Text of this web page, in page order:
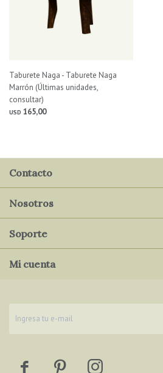
Taburete Naga - Taburete Naga
Marrón (Últimas unidades,
consultar)
USD 165,00
  
Contacto
Nosotros
Soporte
Mi cuenta